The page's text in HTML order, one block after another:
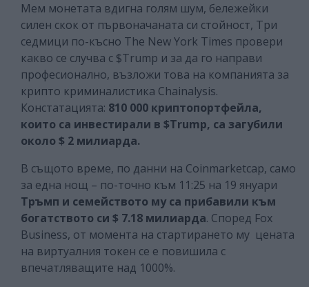
Мем монетата вдигна голям шум, бележейки
силен скок от първоначаната си стойност, Три
седмици по-късно The New York Times провери
какво се случва с $Trump и за да го направи
професионално, възложи това на компанията за
крипто криминалистика Chainalysis.
Констатацията: 810 000 криптопортфейла,
които са инвестирали в $Trump, са загубили
около $ 2 милиарда.
В същото време, по данни на Coinmarketcap, само
за една нощ – по-точно към 11:25 на 19 януари
Тръмп и семейството му са прибавили към
богатството си $ 7.18 милиарда. Според Fox
Business, от момента на стартирането му цената
на виртуалния токен се е повишила с
впечатляващите над 1000%.